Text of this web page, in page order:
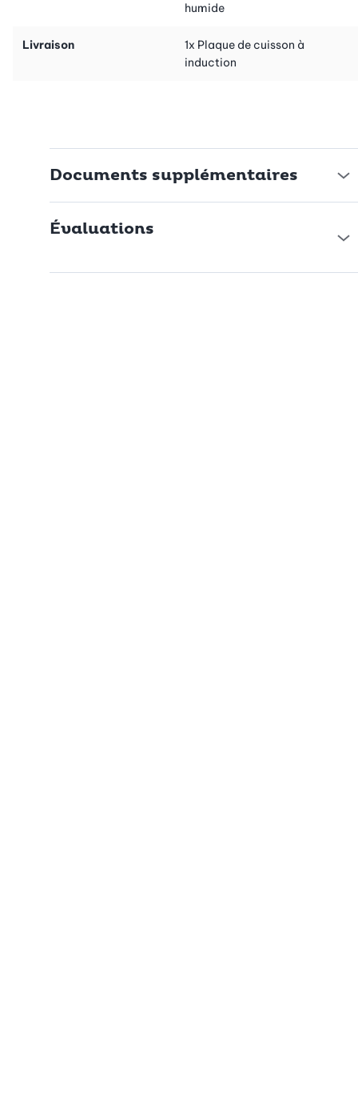
humide
Livraison
1x Plaque de cuisson à
induction
Documents supplémentaires
Évaluations